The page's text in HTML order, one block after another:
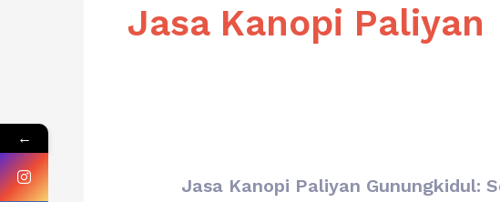
Jasa Kanopi Paliyan
Jasa Kanopi Paliyan Gunungkidul:
Jasa
←